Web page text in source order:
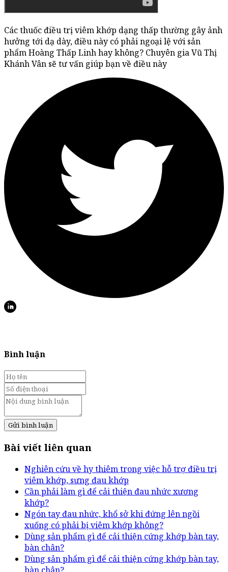
Các thuốc điều trị viêm khớp dạng thấp thường gây ảnh
hưởng tới dạ dày, điều này có phải ngoại lệ với sản
phẩm Hoàng Thấp Linh hay không? Chuyên gia Vũ Thị
Khánh Vân sẽ tư vấn giúp bạn về điều này
Bình luận
Gửi bình luận
Bài viết liên quan
Nghiên cứu về hy thiêm trong việc hỗ trợ điều trị
viêm khớp, sưng đau khớp
Cần phải làm gì để cải thiện đau nhức xương
khớp?
Ngón tay đau nhức, khổ sở khi đứng lên ngồi
xuống có phải bị viêm khớp không?
Dùng sản phẩm gì để cải thiện cứng khớp bàn tay,
bàn chân?
Dùng sản phẩm gì để cải thiện cứng khớp bàn tay,